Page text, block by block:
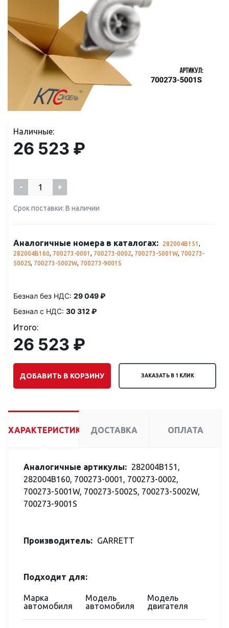
Наличные:
26 523 ₽
- +
Срок поставки: В наличии
Аналогичные номера в каталогах: 282004B151 ,
282004B160, 700273-0001 , 700273-0002, 700273-5001W, 700273-
5002S, 700273-5002W, 700273-9001S
Безнал без НДС: 29 049 ₽
Безнал с НДС: 30 312 ₽
Итого:
26 523 ₽
ДОБАВИТЬ В КОРЗИНУ ЗАКАЗАТЬ В 1 КЛИК
ХАРАКТЕРИСТИКИ ДОСТАВКА ОПЛАТА
Аналогичные артикулы: 282004B151,
282004B160, 700273-0001, 700273-0002,
700273-5001W, 700273-5002S, 700273-5002W,
700273-9001S
Производитель: GARRETT
Подходит для:
Марка
автомобиля
Модель
автомобиля
Модель
двигателя